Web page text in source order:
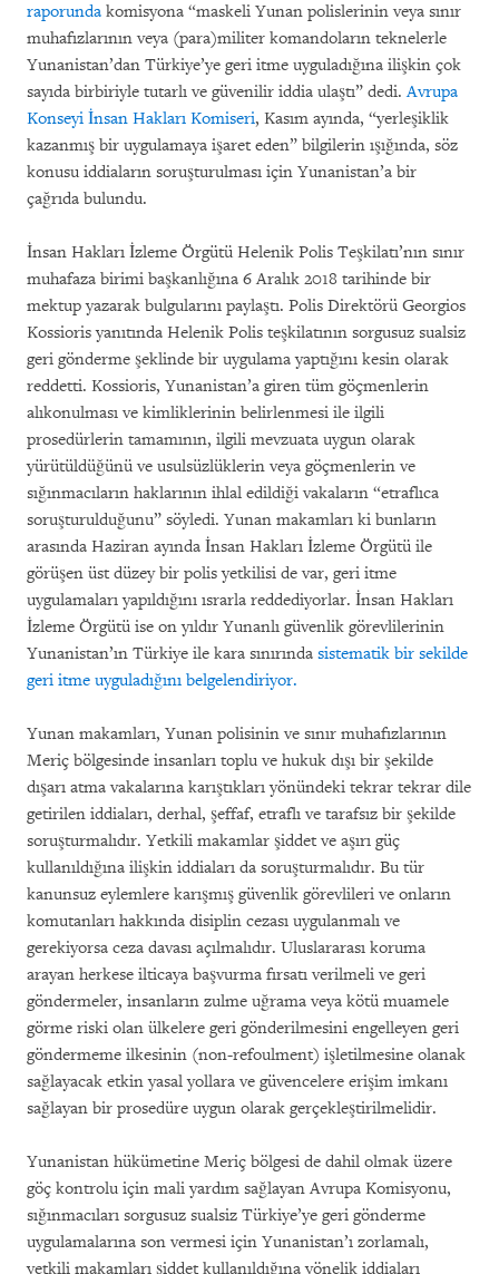
raporunda komisyona “maskeli Yunan polislerinin veya sınır
muhafızlarının veya (para)militer komandoların teknelerle
Yunanistan’dan Türkiye’ye geri itme uyguladığına ilişkin çok
sayıda birbiriyle tutarlı ve güvenilir iddia ulaştı” dedi.Avrupa
Konseyi İnsan Hakları Komiseri, Kasım ayında, “yerleşiklik
kazanmış bir uygulamaya işaret eden” bilgilerin ışığında, söz
konusu iddiaların soruşturulması için Yunanistan’a bir
çağrıda bulundu.
İnsan Hakları İzleme Örgütü Helenik Polis Teşkilatı’nın sınır
muhafaza birimi başkanlığına 6 Aralık 2018 tarihinde bir
mektup yazarak bulgularını paylaştı. Polis Direktörü Georgios
Kossioris yanıtında Helenik Polis teşkilatının sorgusuz sualsiz
geri gönderme şeklinde bir uygulama yaptığını kesin olarak
reddetti. Kossioris, Yunanistan’a giren tüm göçmenlerin
alıkonulması ve kimliklerinin belirlenmesi ile ilgili
prosedürlerin tamamının, ilgili mevzuata uygun olarak
yürütüldüğünü ve usulsüzlüklerin veya göçmenlerin ve
sığınmacıların haklarının ihlal edildiği vakaların “etraflıca
soruşturulduğunu” söyledi. Yunan makamları ki bunların
arasında Haziran ayında İnsan Hakları İzleme Örgütü ile
görüşen üst düzey bir polis yetkilisi de var, geri itme
uygulamaları yapıldığını ısrarla reddediyorlar. İnsan Hakları
İzleme Örgütü ise on yıldır Yunanlı güvenlik görevlilerinin
Yunanistan’ın Türkiye ile kara sınırında sistematik bir sekilde
geri itme uyguladığını belgelendiriyor.
Yunan makamları, Yunan polisinin ve sınır muhafızlarının
Meriç bölgesinde insanları toplu ve hukuk dışı bir şekilde
dışarı atma vakalarına karıştıkları yönündeki tekrar tekrar dile
getirilen iddiaları, derhal, şeffaf, etraflı ve tarafsız bir şekilde
soruşturmalıdır. Yetkili makamlar şiddet ve aşırı güç
kullanıldığına ilişkin iddiaları da soruşturmalıdır. Bu tür
kanunsuz eylemlere karışmış güvenlik görevlileri ve onların
komutanları hakkında disiplin cezası uygulanmalı ve
gerekiyorsa ceza davası açılmalıdır. Uluslararası koruma
arayan herkese ilticaya başvurma fırsatı verilmeli ve geri
göndermeler, insanların zulme uğrama veya kötü muamele
görme riski olan ülkelere geri gönderilmesini engelleyen geri
göndermeme ilkesinin (non-refoulment) işletilmesine olanak
sağlayacak etkin yasal yollara ve güvencelere erişim imkanı
sağlayan bir prosedüre uygun olarak gerçekleştirilmelidir.
Yunanistan hükümetine Meriç bölgesi de dahil olmak üzere
göç kontrolu için mali yardım sağlayan Avrupa Komisyonu,
sığınmacıları sorgusuz sualsiz Türkiye’ye geri gönderme
uygulamalarına son vermesi için Yunanistan’ı zorlamalı,
yetkili makamları şiddet kullanıldığına yönelik iddiaları